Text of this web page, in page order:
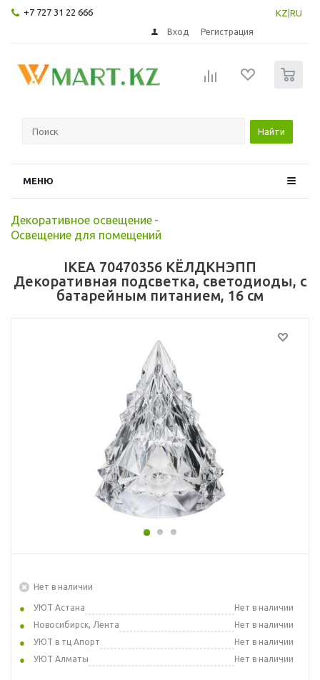
+7 727 31 22 666 KZ RU
Вход Регистрация
Найти
МЕНЮ
Декоративное освещение -
Освещение для помещений
IKEA 70470356 КЁЛДКНЭПП
Декоративная подсветка, светодиоды, с
батарейным питанием, 16 см
Нет в наличии
УЮТ Астана
Нет в наличии
Новосибирск, Лента
Нет в наличии
УЮТ в тц Апорт
Нет в наличии
УЮТ Алматы
Нет в наличии